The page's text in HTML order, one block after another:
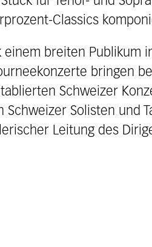
Classics
breiten Publikum
bringen
Schweizer
Solisten und
Leitung des